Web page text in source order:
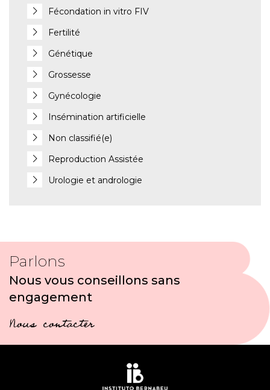
Fécondation in vitro FIV
Fertilité
Génétique
Grossesse
Gynécologie
Insémination artificielle
Non classifié(e)
Reproduction Assistée
Urologie et andrologie
Parlons
Nous vous conseillons sans
engagement
Nous contacter